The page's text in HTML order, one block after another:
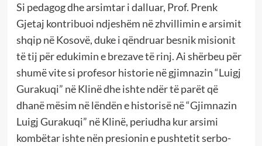
Si pedagog dhe arsimtar i dalluar, Prof. Prenk
Gjetaj kontribuoi ndjeshëm në zhvillimin e arsimit
shqip në Kosovë, duke i qëndruar besnik misionit
të tij për edukimin e brezave të rinj. Ai shërbeu për
shumë vite si profesor historie në gjimnazin “Luigj
Gurakuqi” në Klinë dhe ishte ndër të parët që
dhanë mësim në lëndën e historisë në “Gjimnazin
Luigj Gurakuqi” në Klinë, periudha kur arsimi
kombëtar ishte nën presionin e pushtetit serbo-